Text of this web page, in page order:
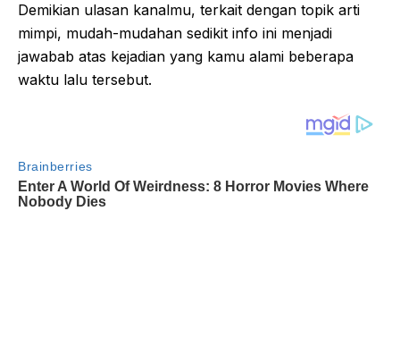
Demikian ulasan kanalmu, terkait dengan topik arti
mimpi, mudah-mudahan sedikit info ini menjadi
jawabab atas kejadian yang kamu alami beberapa
waktu lalu tersebut.